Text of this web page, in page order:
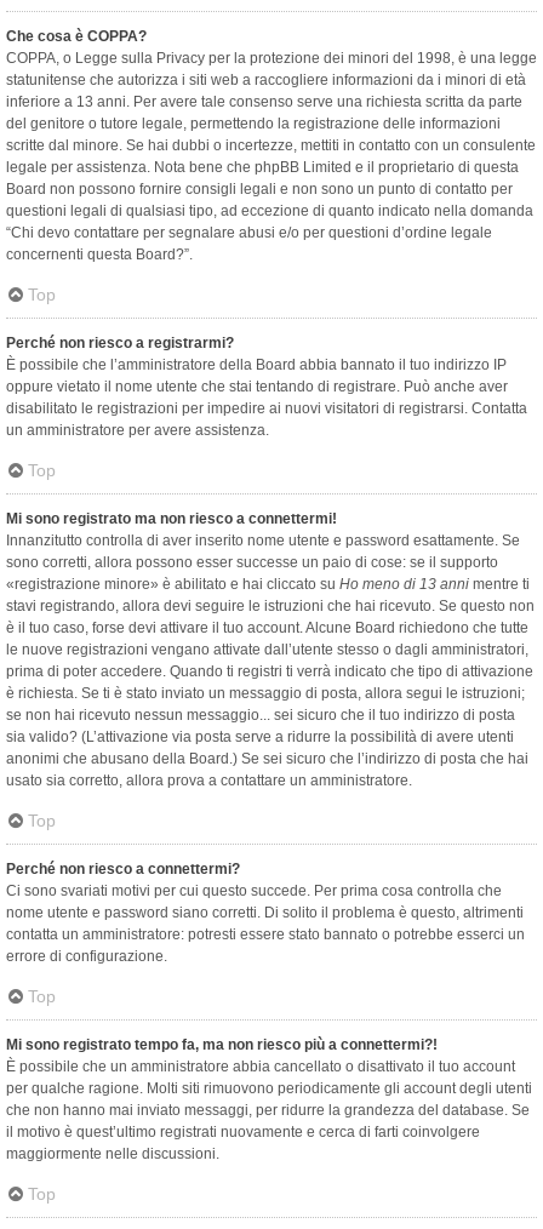
Che cosa è COPPA?
COPPA, o Legge sulla Privacy per la protezione dei minori del 1998, è una legge
statunitense che autorizza i siti web a raccogliere informazioni da i minori di età
inferiore a 13 anni. Per avere tale consenso serve una richiesta scritta da parte
del genitore o tutore legale, permettendo la registrazione delle informazioni
scritte dal minore. Se hai dubbi o incertezze, mettiti in contatto con un consulente
legale per assistenza. Nota bene che phpBB Limited e il proprietario di questa
Board non possono fornire consigli legali e non sono un punto di contatto per
questioni legali di qualsiasi tipo, ad eccezione di quanto indicato nella domanda
“Chi devo contattare per segnalare abusi e/o per questioni d’ordine legale
concernenti questa Board?”.
Top
Perché non riesco a registrarmi?
È possibile che l’amministratore della Board abbia bannato il tuo indirizzo IP
oppure vietato il nome utente che stai tentando di registrare. Può anche aver
disabilitato le registrazioni per impedire ai nuovi visitatori di registrarsi. Contatta
un amministratore per avere assistenza.
Top
Mi sono registrato ma non riesco a connettermi!
Innanzitutto controlla di aver inserito nome utente e password esattamente. Se
sono corretti, allora possono esser successe un paio di cose: se il supporto
«registrazione minore» è abilitato e hai cliccato su Ho meno di 13 anni mentre ti
stavi registrando, allora devi seguire le istruzioni che hai ricevuto. Se questo non
è il tuo caso, forse devi attivare il tuo account. Alcune Board richiedono che tutte
le nuove registrazioni vengano attivate dall’utente stesso o dagli amministratori,
prima di poter accedere. Quando ti registri ti verrà indicato che tipo di attivazione
è richiesta. Se ti è stato inviato un messaggio di posta, allora segui le istruzioni;
se non hai ricevuto nessun messaggio... sei sicuro che il tuo indirizzo di posta
sia valido? (L’attivazione via posta serve a ridurre la possibilità di avere utenti
anonimi che abusano della Board.) Se sei sicuro che l’indirizzo di posta che hai
usato sia corretto, allora prova a contattare un amministratore.
Top
Perché non riesco a connettermi?
Ci sono svariati motivi per cui questo succede. Per prima cosa controlla che
nome utente e password siano corretti. Di solito il problema è questo, altrimenti
contatta un amministratore: potresti essere stato bannato o potrebbe esserci un
errore di configurazione.
Top
Mi sono registrato tempo fa, ma non riesco più a connettermi?!
È possibile che un amministratore abbia cancellato o disattivato il tuo account
per qualche ragione. Molti siti rimuovono periodicamente gli account degli utenti
che non hanno mai inviato messaggi, per ridurre la grandezza del database. Se
il motivo è quest’ultimo registrati nuovamente e cerca di farti coinvolgere
maggiormente nelle discussioni.
Top